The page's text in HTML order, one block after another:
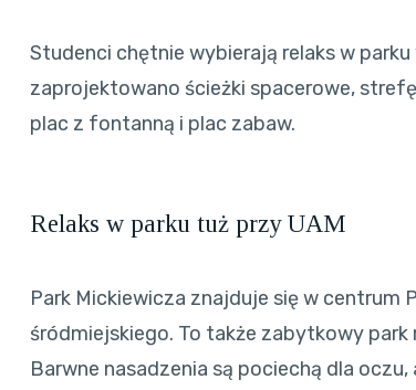
Studenci chętnie wybierają relaks w
zaprojektowano ścieżki spacerowe,
plac z fontanną i plac zabaw.
Relaks w parku tuż przy UAM
Park Mickiewicza znajduje się w centrum
śródmiejskiego. To także zabytkowy park
Barwne nasadzenia są pociechą dla